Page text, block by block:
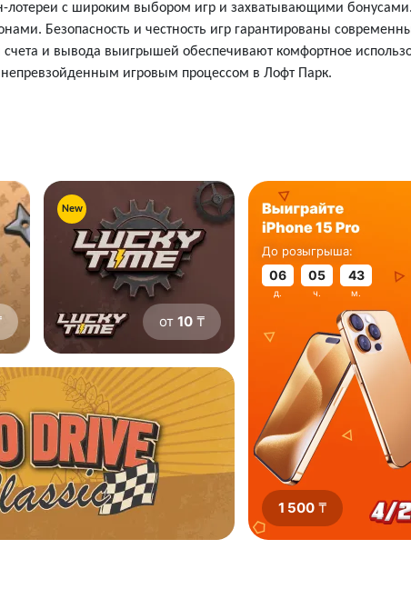
лотереи с широким выбором игр и захватывающими бонусами.
Безопасность и честность игр гарантированы
и вывода выигрышей обеспечивают комфортное
непревзойденным игровым процессом в Лофт Парк.
New
от 10₸
1 500₸
До розыгрыша:
06
д.
05
ч.
43
м.